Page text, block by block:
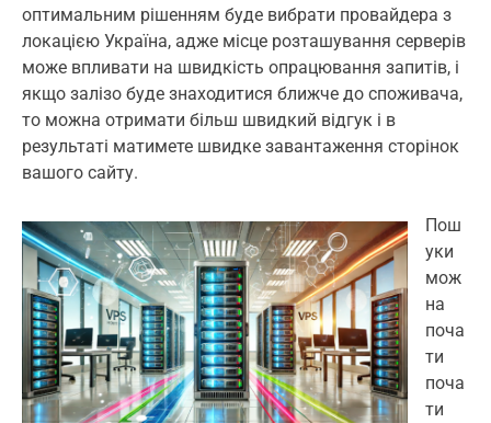
оптимальним рішенням буде вибрати провайдера з
локацією Україна, адже місце розташування серверів
може впливати на швидкість опрацювання запитів, і
якщо залізо буде знаходитися ближче до споживача,
то можна отримати більш швидкий відгук і в
результаті матимете швидке завантаження сторінок
вашого сайту.
Пош
уки
мож
на
поча
ти
поча
ти